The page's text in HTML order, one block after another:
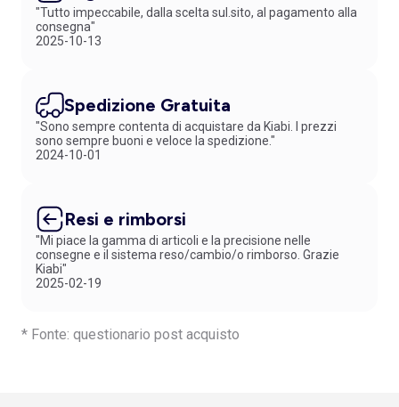
solidità del sistema di aggancio. Scegli poi un set di bavaglini
impermeabilie le nostre
pasto più semplice e piacevole. Con KIABI, trovi la soluzione giusta per
sicurezza! Scarica ora la nostra app per non perderti le nostre offerte e
promozioni esclusive e richiedi la carta fedeltà per accumulare punti
ogni volta che fai shopping.
"Tutto impeccabile, dalla scelta sul.sito, al pagamento alla
consegna"
2025-10-13
Spedizione Gratuita
"Sono sempre contenta di acquistare da Kiabi. I prezzi
sono sempre buoni e veloce la spedizione."
2024-10-01
Resi e rimborsi
"Mi piace la gamma di articoli e la precisione nelle
consegne e il sistema reso/cambio/o rimborso. Grazie
Kiabi"
2025-02-19
* Fonte: questionario post acquisto